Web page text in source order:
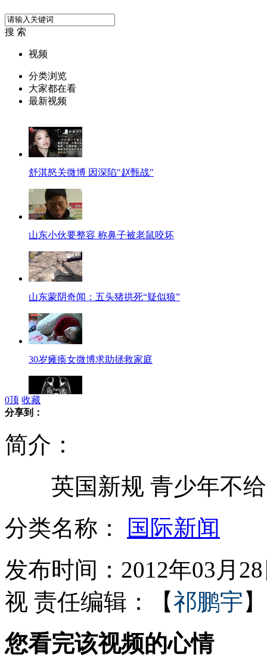
搜 索
视频
分类浏览
大家都在看
最新视频
舒淇怒关微博 因深陷"赵甄战"
山东小伙要整容 称鼻子被老鼠咬坏
山东蒙阴奇闻：五头猪拱死“疑似狼”
30岁瘫痪女微博求助拯救家庭
光明日报：有屋顶的地方就不能吸烟
美俄首脑私语 "交易"露馅
0顶 收藏
分享到：
简介：
英国新规 青少年不给
分类名称：
国际新闻
发布时间：2012年03月
视 责任编辑：【祁鹏宇 】
您看完该视频的心情